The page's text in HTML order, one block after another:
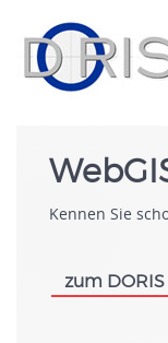
Kennen Sie
zum